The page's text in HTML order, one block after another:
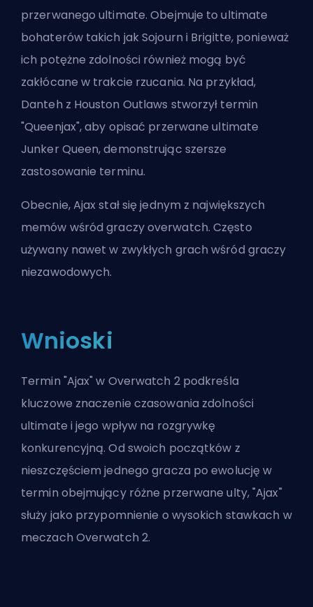
przerwanego ultimate. Obejmuje to ultimate
bohaterów takich jakSojourn i Brigitte, ponieważ
ich potężne zdolności również mogą być
zakłócane w trakcie rzucania. Na przykład,
Danteh z Houston Outlaws stworzył termin
"Queenjax", aby opisać przerwane ultimate
Junker Queen, demonstrując szersze
zastosowanie terminu.
Obecnie, Ajax stał się jednym z największych
memów wśród graczy overwatch. Często
używany nawet w zwykłych grach wśród graczy
niezawodowych.
Wnioski
Termin "Ajax" w Overwatch 2 podkreśla
kluczowe znaczenie czasowania zdolności
ultimate i jego wpływ na rozgrywkę
konkurencyjną. Od swoich początków z
nieszczęściem jednego gracza po ewolucję w
termin obejmujący różne przerwane ulty, "Ajax"
służy jako przypomnienie o wysokich stawkach w
meczach Overwatch 2.